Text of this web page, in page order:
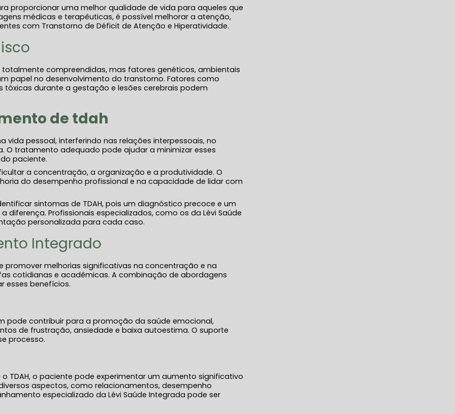
proporcionar uma melhor qualidade de vida para aqueles que
médicas e terapêuticas, é possível melhorar a atenção,
com Transtorno de Déficit de Atenção e Hiperatividade.
totalmente compreendidas, mas fatores genéticos, ambientais
papel no desenvolvimento do transtorno. Fatores como
durante a gestação e lesões cerebrais podem
de tdah
vida pessoal, interferindo nas relações interpessoais, no
O tratamento adequado pode ajudar a minimizar esses
paciente.
a concentração, a organização e a produtividade. O
do desempenho profissional e na capacidade de lidar com
sintomas de TDAH, pois um diagnóstico precoce e um
Profissionais especializados, como os da Lévi Saúde
personalizada para cada caso.
Integrado
promover melhorias significativas na concentração e na
cotidianas e acadêmicas. A combinação de abordagens
esses benefícios.
pode contribuir para a promoção da saúde emocional,
de frustração, ansiedade e baixa autoestima. O suporte
processo.
o paciente pode experimentar um aumento significativo
aspectos, como relacionamentos, desempenho
especializado da Lévi Saúde Integrada pode ser